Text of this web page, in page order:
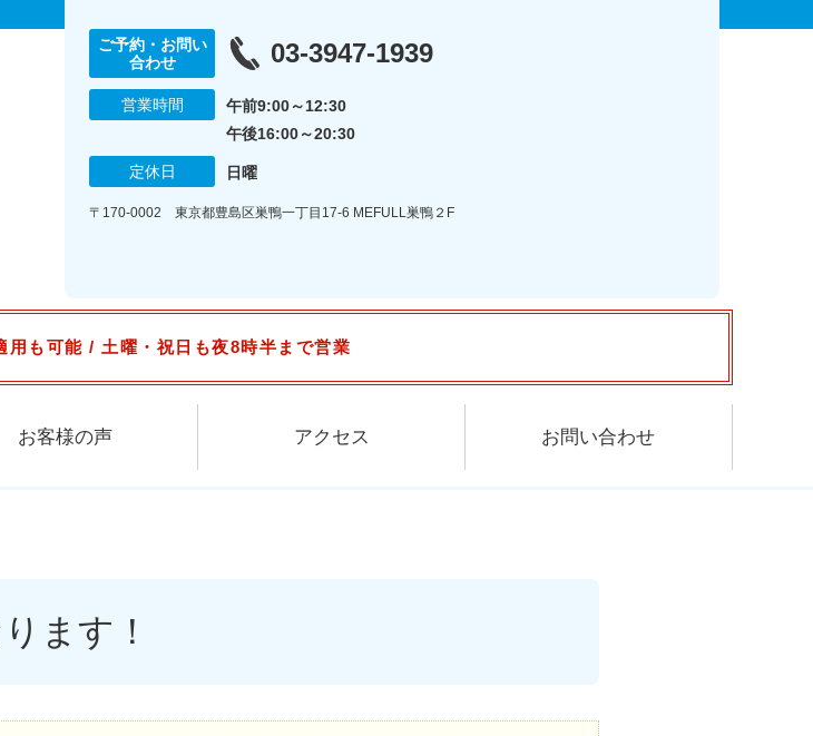
ご予約・お問い
合わせ
03-3947-1939
営業時間
午前9:00～12:30
午後16:00～20:30
定休日 日曜
〒170-0002 東京都豊島区巣鴨一丁目17-6 MEFULL巣鴨２F
も可能 / 土曜・祝日も夜8時半まで営業
お客様の声 アクセス お問い合わせ
ます！